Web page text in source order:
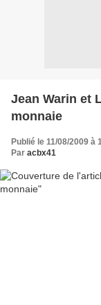
Jean Warin et
monnaie
Publié le 11/08/2009 à
Par acbx41